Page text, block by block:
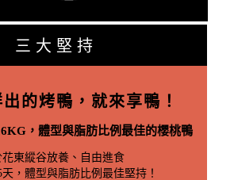
三大堅持
的烤鴨，就來享鴨！
，體型與脂肪比例最佳的櫻桃鴨
花東縱谷放養、自由進食
天，體型與脂肪比例最佳堅持！